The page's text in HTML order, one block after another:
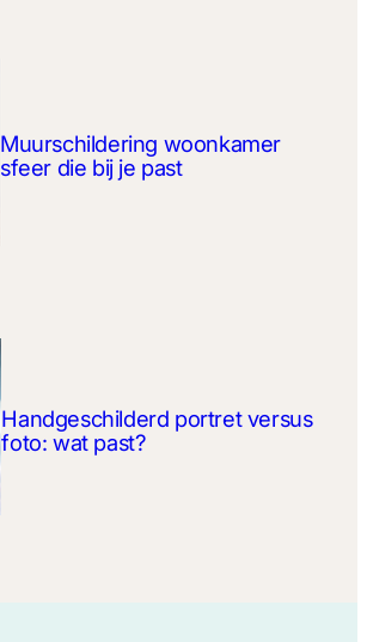
Muurschildering woonkamer
sfeer die bij je past
Handgeschilderd portret versus
foto: wat past?